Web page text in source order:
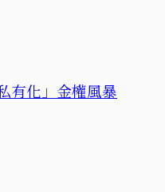
有化」金權風暴